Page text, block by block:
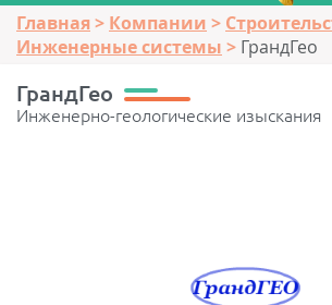
Главная Компании
Инженерные системы
ГрандГео
ГрандГео
Инженерно-геологические изыскания